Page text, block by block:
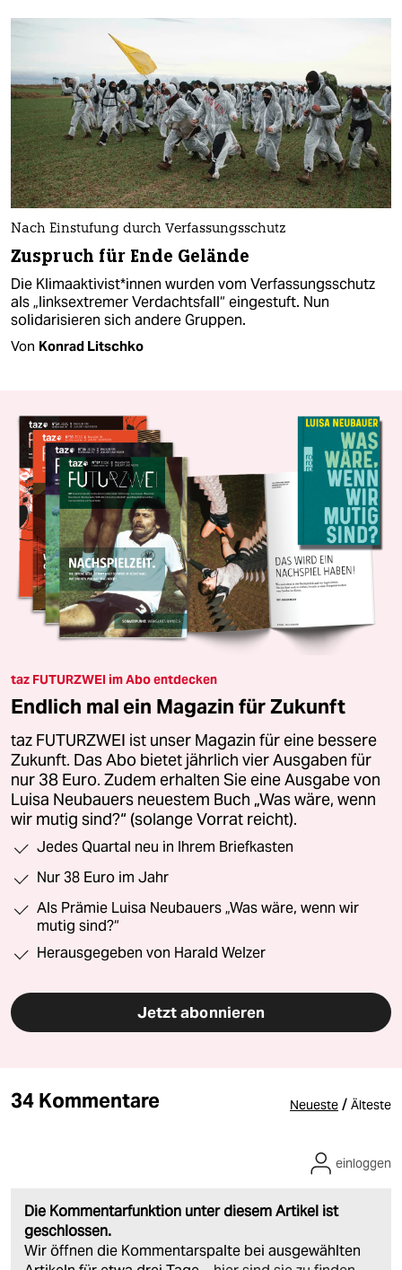
Nach Einstufung durch Verfassungsschutz
Zuspruch für Ende Gelände
Die Kli­ma­ak­ti­vis­t*in­nen wurden vom Verfassungsschutz
als „linksextremer Verdachtsfall“ eingestuft. Nun
solidarisieren sich andere Gruppen.
Von Konrad Litschko
taz FUTURZWEI im Abo entdecken
Endlich mal ein Magazin für Zukunft
taz FUTURZWEI ist unser Magazin für eine bessere
Zukunft. Das Abo bietet jährlich vier Ausgaben für
nur 38 Euro. Zudem erhalten Sie eine Ausgabe von
Luisa Neubauers neuestem Buch „Was wäre, wenn
wir mutig sind?“ (solange Vorrat reicht).
Jedes Quartal neu in Ihrem Briefkasten
Nur 38 Euro im Jahr
Als Prämie Luisa Neubauers „Was wäre, wenn wir
mutig sind?“
Herausgegeben von Harald Welzer
Jetzt abonnieren
34 Kommentare Neueste / Älteste
Die Kommentarfunktion unter diesem Artikel ist
geschlossen.
Wir öffnen die Kommentarspalte bei ausgewählten
einloggen